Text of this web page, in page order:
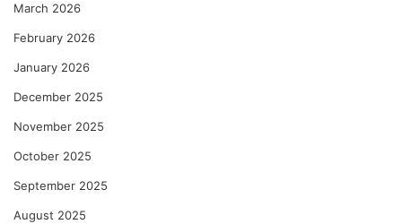
March 2026
February 2026
January 2026
December 2025
November 2025
October 2025
September 2025
August 2025